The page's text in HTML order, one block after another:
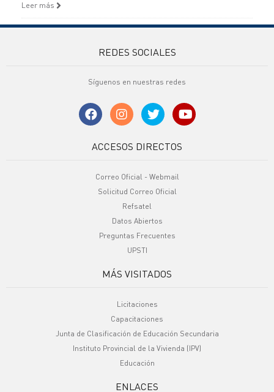
Leer más
REDES SOCIALES
Síguenos en nuestras redes
ACCESOS DIRECTOS
Correo Oficial - Webmail
Solicitud Correo Oficial
Refsatel
Datos Abiertos
Preguntas Frecuentes
UPSTI
MÁS VISITADOS
Licitaciones
Capacitaciones
Junta de Clasificación de Educación Secundaria
Instituto Provincial de la Vivienda (IPV)
Educación
ENLACES